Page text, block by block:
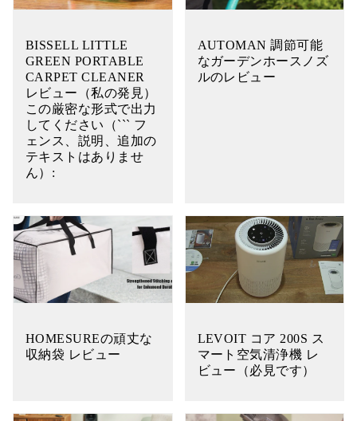
BISSELL LITTLE
GREEN PORTABLE
CARPET CLEANER
レビュー（私の発見）
この厳密な形式で出力
してください（``` フ
ェンス、説明、追加の
テキストはありませ
ん）:
AUTOMAN 調節可能
なガーデンホースノズ
ルのレビュー
HOMESUREの頑丈な
収納袋 レビュー
LEVOIT コア 200S ス
マート空気清浄機 レ
ビュー（必見です）